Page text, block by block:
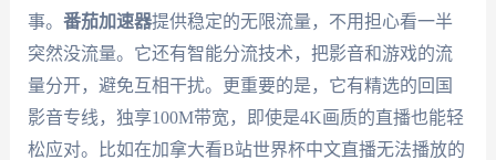
事。 番茄加速器提供稳定的无限流量，不用担心看一半
突然没流量。它还有智能分流技术，把影音和游戏的流
量分开，避免互相干扰。更重要的是，它有精选的回国
影音专线，独享100M带宽，即使是4K画质的直播也能轻
松应对。比如在加拿大看B站世界杯中文直播无法播放的